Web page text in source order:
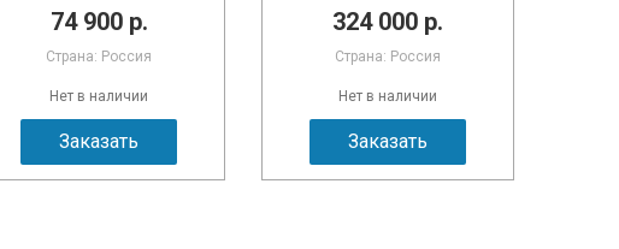
74 900 р.
Страна: Россия
Нет в наличии
Заказать
324 000 р.
Страна: Россия
Нет в наличии
Заказать